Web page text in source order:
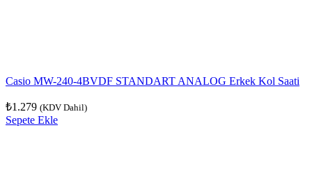
Casio MW-240-4BVDF STANDART ANALOG Erkek Kol Saati
₺1.279 (KDV Dahil)
Sepete Ekle